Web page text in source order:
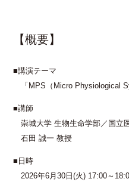
【概要】
■講演テーマ
「MPS（Micro Physiological
■講師
崇城大学 生物生命学部／国立
石田 誠一 教授
■日時
2026年6月30日(火) 17:00～